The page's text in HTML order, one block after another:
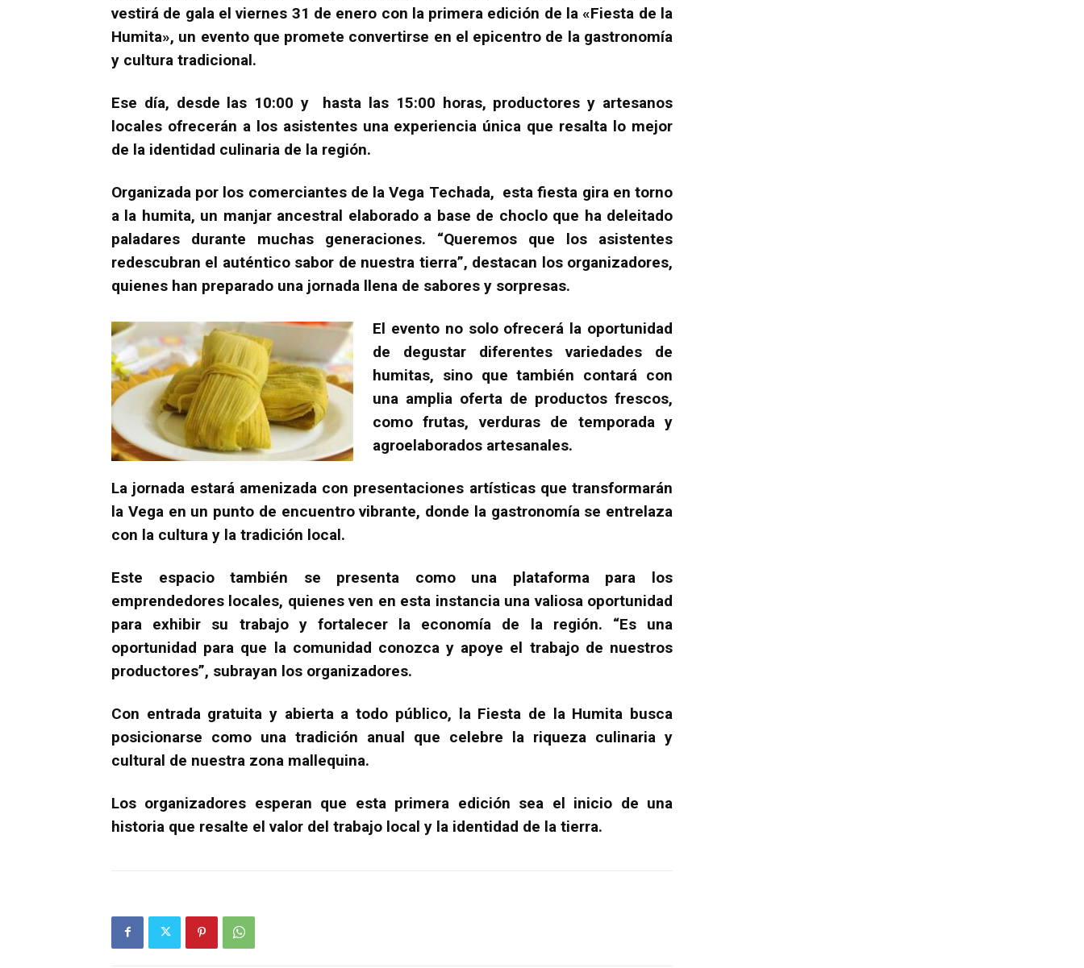
vestirá de gala el viernes 31 de enero con la primera edición de la «Fiesta de la
Humita», un evento que promete convertirse en el epicentro de la gastronomía
y cultura tradicional.
Ese día, desde las 10:00 y hasta las 15:00 horas, productores y artesanos
locales ofrecerán a los asistentes una experiencia única que resalta lo mejor
de la identidad culinaria de la región.
Organizada por los comerciantes de la Vega Techada, esta fiesta gira en torno
a la humita, un manjar ancestral elaborado a base de choclo que ha deleitado
paladares durante muchas generaciones. “Queremos que los asistentes
redescubran el auténtico sabor de nuestra tierra”, destacan los organizadores,
quienes han preparado una jornada llena de sabores y sorpresas.
El evento no solo ofrecerá la oportunidad
de degustar diferentes variedades de
humitas, sino que también contará con
una amplia oferta de productos frescos,
como frutas, verduras de temporada y
agroelaborados artesanales.
La jornada estará amenizada con presentaciones artísticas que transformarán
la Vega en un punto de encuentro vibrante, donde la gastronomía se entrelaza
con la cultura y la tradición local.
Este espacio también se presenta como una plataforma para los
emprendedores locales, quienes ven en esta instancia una valiosa oportunidad
para exhibir su trabajo y fortalecer la economía de la región. “Es una
oportunidad para que la comunidad conozca y apoye el trabajo de nuestros
productores”, subrayan los organizadores.
Con entrada gratuita y abierta a todo público, la Fiesta de la Humita busca
posicionarse como una tradición anual que celebre la riqueza culinaria y
cultural de nuestra zona mallequina.
Los organizadores esperan que esta primera edición sea el inicio de una
historia que resalte el valor del trabajo local y la identidad de la tierra.